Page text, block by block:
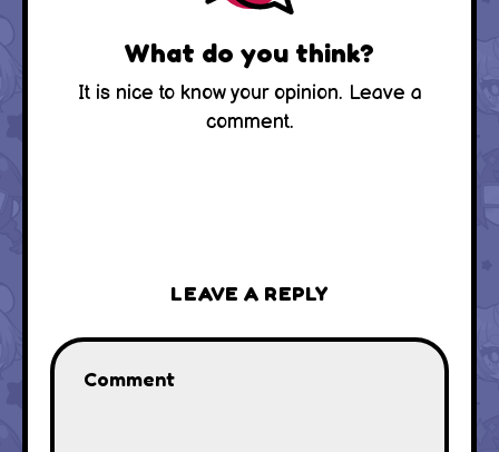
What do you think?
It is nice to know your opinion. Leave a
comment.
LEAVE A REPLY